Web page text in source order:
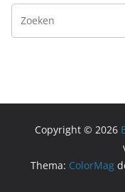
Copyright © 2026
Thema: ColorMag